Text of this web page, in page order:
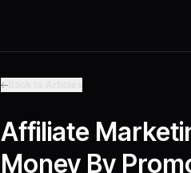
Affiliate
Money By